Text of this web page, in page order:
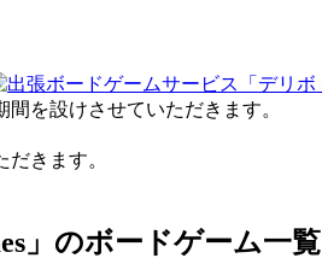
を設けさせていただきます。
きます。
」のボードゲーム一覧